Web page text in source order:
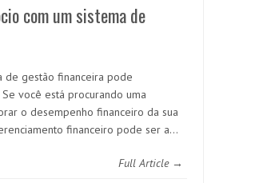
com um sistema de
de gestão financeira pode
você está procurando uma
o desempenho financeiro da sua
financeiro pode ser a…
Full Article →